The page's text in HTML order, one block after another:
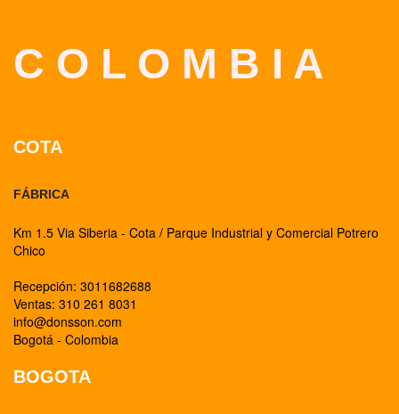
C O L O M B I A
COTA
FÁBRICA
Km 1.5 Via Siberia - Cota / Parque Industrial y Comercial Potrero
Chico
Recepción: 3011682688
Ventas: 310 261 8031
info@donsson.com
Bogotá - Colombia
BOGOTA